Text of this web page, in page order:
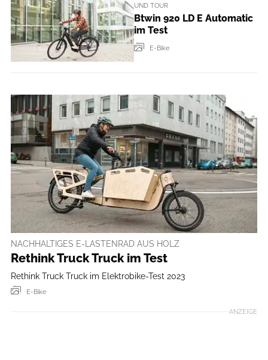
UND TOUR
Btwin 920 LD E Automatic
im Test
E-Bike
NACHHALTIGES E-LASTENRAD AUS HOLZ
Rethink Truck Truck im Test
Rethink Truck Truck im Elektrobike-Test 2023
E-Bike
ANZEIGE